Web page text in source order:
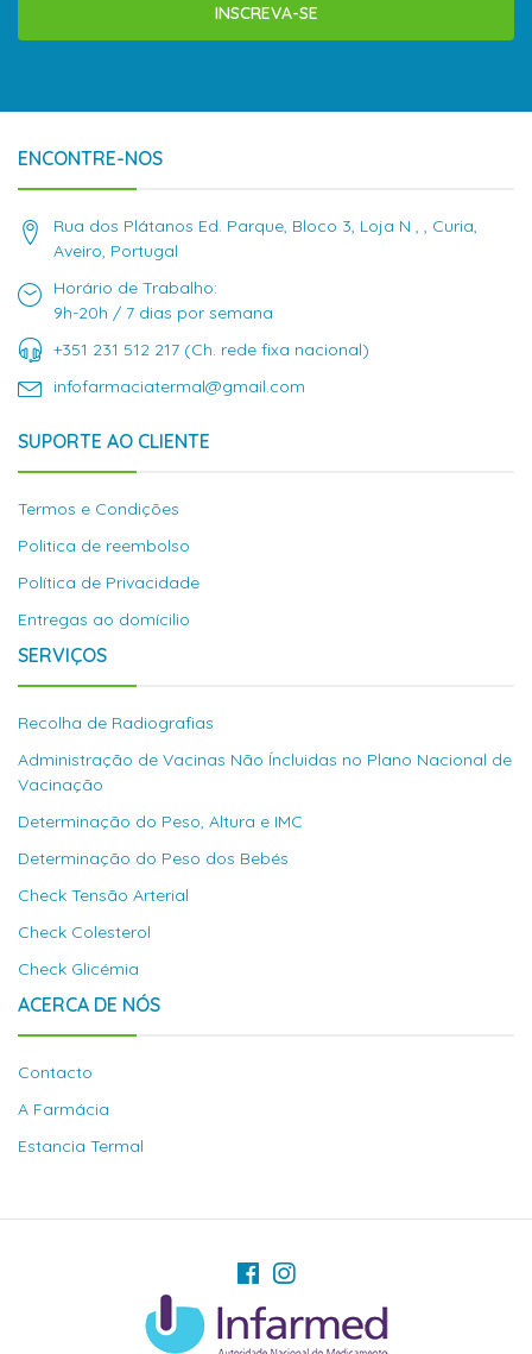
INSCREVA-SE
ENCONTRE-NOS
Rua dos Plátanos Ed. Parque, Bloco 3, Loja N , , Curia,
Aveiro, Portugal
Horário de Trabalho:
9h-20h / 7 dias por semana
+351 231 512 217 (Ch. rede fixa nacional)
infofarmaciatermal@gmail.com
SUPORTE AO CLIENTE
Termos e Condições
Politica de reembolso
Política de Privacidade
Entregas ao domícilio
SERVIÇOS
Recolha de Radiografias
Administração de Vacinas Não Íncluidas no Plano Nacional de
Vacinação
Determinação do Peso, Altura e IMC
Determinação do Peso dos Bebés
Check Tensão Arterial
Check Colesterol
Check Glicémia
ACERCA DE NÓS
Contacto
A Farmácia
Estancia Termal